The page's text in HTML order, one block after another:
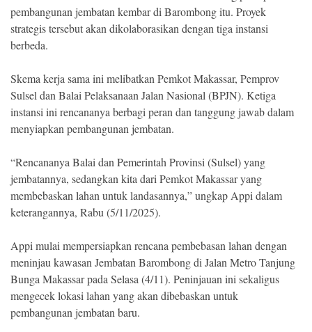
pembangunan jembatan kembar di Barombong itu. Proyek
strategis tersebut akan dikolaborasikan dengan tiga instansi
berbeda.
Skema kerja sama ini melibatkan Pemkot Makassar, Pemprov
Sulsel dan Balai Pelaksanaan Jalan Nasional (BPJN). Ketiga
instansi ini rencananya berbagi peran dan tanggung jawab dalam
menyiapkan pembangunan jembatan.
“Rencananya Balai dan Pemerintah Provinsi (Sulsel) yang
jembatannya, sedangkan kita dari Pemkot Makassar yang
membebaskan lahan untuk landasannya,” ungkap Appi dalam
keterangannya, Rabu (5/11/2025).
Appi mulai mempersiapkan rencana pembebasan lahan dengan
meninjau kawasan Jembatan Barombong di Jalan Metro Tanjung
Bunga Makassar pada Selasa (4/11). Peninjauan ini sekaligus
mengecek lokasi lahan yang akan dibebaskan untuk
pembangunan jembatan baru.